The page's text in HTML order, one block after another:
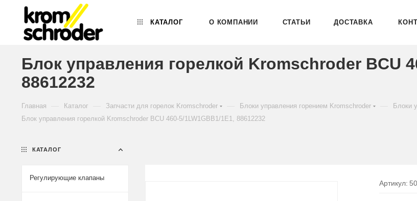
КАТАЛОГ О КОМПАНИИ СТАТЬИ ДОСТАВКА
Блок управления горелкой Kromschroder BCU
88612232
Главная Каталог Запчасти для горелок Kromschroder Блоки управления горением Kromschroder Блоки
Блок управления горелкой Kromschroder BCU 460-5/1LW1GBB1/1E1, 88612232
Артикул:
КАТАЛОГ
Регулирующие клапаны